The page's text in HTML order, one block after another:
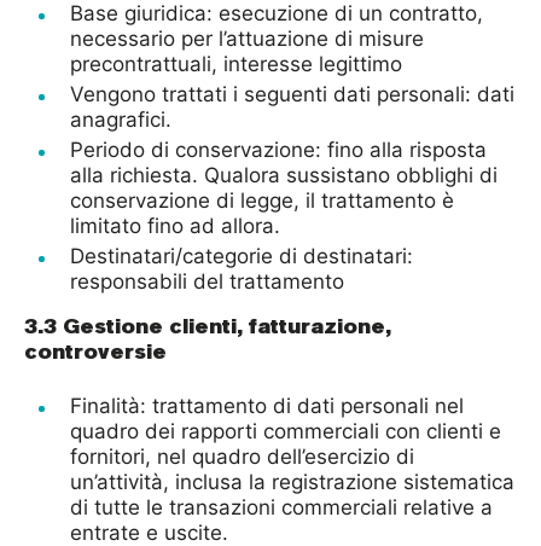
Base giuridica: esecuzione di un contratto,
necessario per l’attuazione di misure
precontrattuali, interesse legittimo
Vengono trattati i seguenti dati personali: dati
anagrafici.
Periodo di conservazione: fino alla risposta
alla richiesta. Qualora sussistano obblighi di
conservazione di legge, il trattamento è
limitato fino ad allora.
Destinatari/categorie di destinatari:
responsabili del trattamento
3.3 Gestione clienti, fatturazione,
controversie
Finalità: trattamento di dati personali nel
quadro dei rapporti commerciali con clienti e
fornitori, nel quadro dell’esercizio di
un’attività, inclusa la registrazione sistematica
di tutte le transazioni commerciali relative a
entrate e uscite.